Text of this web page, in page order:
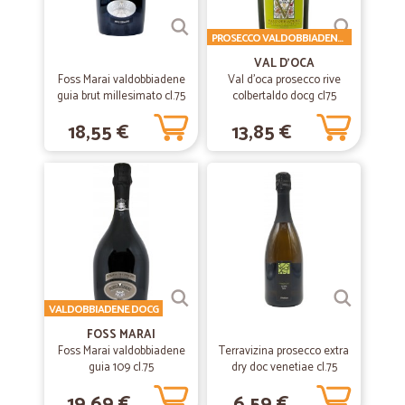
05/12/2021
—Silvia G.
È la prima volta che usufruisco di Cicalia e il Servizio è molto buono.
Merce imballata in modo accurato, non ho trovato nulla di rotto o
ammaccato. Ho ordinato anche frutta e verdura e devo dire di buona
qualità. Io abito in una zona disagiata e in certi momenti fa comodo
la consegna a domicilio.Non ho dato 5 stelle perché prezzi un pochino
alti, poche offerte e Non arriva in 48 h purtroppo nella mia
zona.Sicuramente da consigliare
—Ciro D.
Consegna veloce
Consegna veloce. Il prodotto (croccantini per gatto) conforme alle
attese.
26/01/2021
—Carmen P.
Consegna nei tempi previsti
Foss Marai valdobbiadene
guia brut millesimato cl.75
18,55 €
VAL D'OCA
Val d'oca prosecco rive
colbertaldo docg cl75
PROSECCO VALDOBBIADENE DOCG
13,85 €
FOSS MARAI
Foss Marai valdobbiadene
guia 109 cl.75
VALDOBBIADENE DOCG
Terravizina prosecco extra
dry doc venetiae cl.75